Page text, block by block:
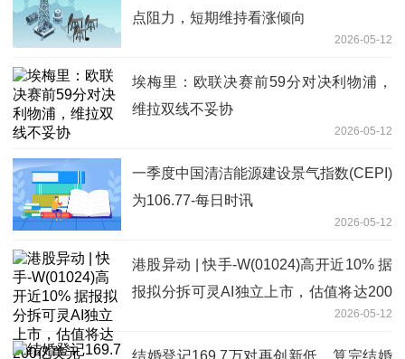
点阻力，短期维持看涨倾向
2026-05-12
埃梅里：欧联决赛前59分对决利物浦，
维拉双线不妥协
2026-05-12
一季度中国清洁能源建设景气指数(CEPI)
为106.77-每日时讯
2026-05-12
港股异动 | 快手-W(01024)高开近10% 据
报拟分拆可灵AI独立上市，估值将达200
2026-05-12